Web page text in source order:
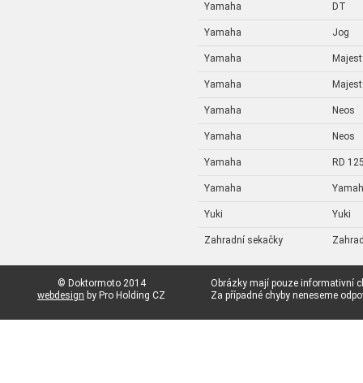
Yamaha DT
Yamaha Jog
Yamaha
Yamaha
Yamaha Neos
Yamaha Neos
Yamaha RD
Yamaha
Yuki Yuki
Zahradní sekačky
© Doktormoto 2014
webdesign by Pro Holding CZ
Obrázky mají pouze informativní
Za případné chyby neneseme